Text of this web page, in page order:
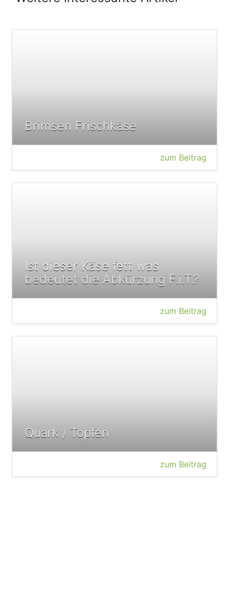
Brimsen Frischkäse
zum Beitrag
Ist dieser Käse fett was
bedeutet die Abkürzung F.i.T.?
zum Beitrag
Quark / Topfen
zum Beitrag